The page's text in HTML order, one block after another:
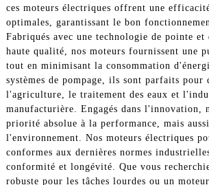
ces moteurs électriques offrent une
optimales, garantissant le bon
Fabriqués avec une technologie de pointe et
haute qualité, nos moteurs fournissent une
tout en minimisant la consommation
systèmes de pompage, ils sont parfaits pour
l'agriculture, le traitement des eaux et
manufacturière. Engagés dans l'innovation,
priorité absolue à la performance, mais
l'environnement. Nos moteurs électriques
conformes aux dernières normes
conformité et longévité. Que vous
robuste pour les tâches lourdes ou un